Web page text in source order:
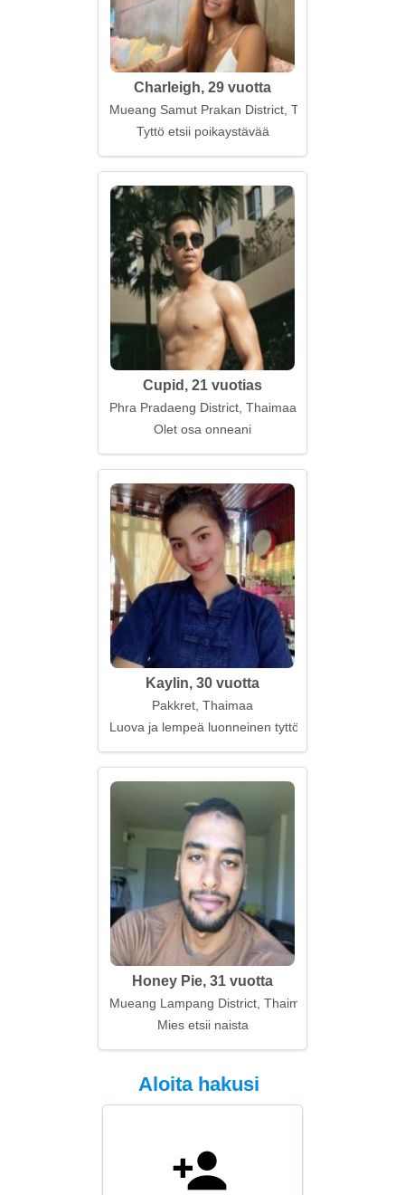
Charleigh, 29 vuotta
Mueang Samut Prakan District, Thaimaa
Tyttö etsii poikaystävää
Cupid, 21 vuotias
Phra Pradaeng District, Thaimaa
Olet osa onneani
Kaylin, 30 vuotta
Pakkret, Thaimaa
Luova ja lempeä luonneinen tyttö
Honey Pie, 31 vuotta
Mueang Lampang District, Thaimaa
Mies etsii naista
Aloita hakusi